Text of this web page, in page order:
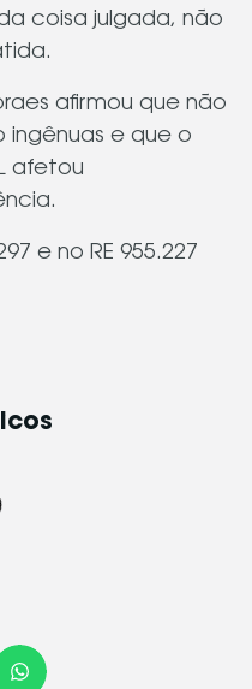
coisa julgada, não
afirmou que não
ingênuas e que o
afetou
e no RE 955.227